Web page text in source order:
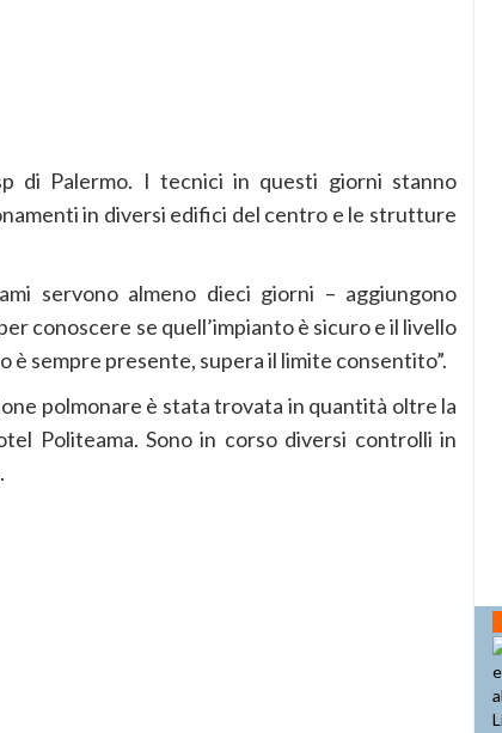
di Palermo. I tecnici in questi giorni stanno
in diversi edifici del centro e le strutture
servono almeno dieci giorni – aggiungono
conoscere se quell’impianto è sicuro e il livello
è sempre presente, supera il limite consentito”.
polmonare è stata trovata in quantità oltre la
Politeama. Sono in corso diversi controlli in